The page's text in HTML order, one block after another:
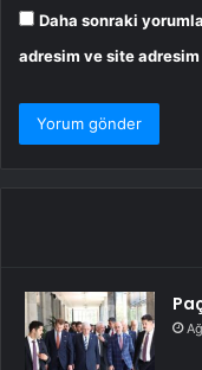
Daha sonraki
adresim ve site